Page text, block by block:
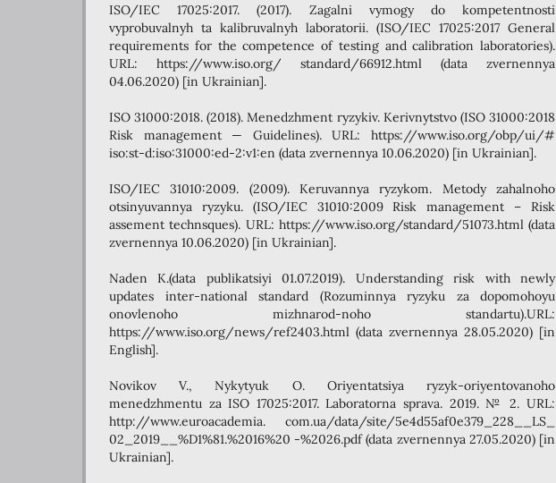
ISO/IEC 17025:2017. (2017). Zagalni vymogy do kompetentnosti
vyprobuvalnyh ta kalibruvalnyh laboratorii. (ISO/IEC 17025:2017 General
requirements for the competence of testing and calibration laboratories).
URL: https://www.iso.org/ standard/66912.html (data zvernennya
04.06.2020) [in Ukrainian].
ISO 31000:2018. (2018). Menedzhment ryzykiv. Kerivnytstvo (ISO 31000:2018
Risk management — Guidelines). URL: https://www.iso.org/obp/ui/#
iso:st-d:iso:31000:ed-2:v1:en (data zvernennya 10.06.2020) [in Ukrainian].
ISO/IEC 31010:2009. (2009). Keruvannya ryzykom. Metody zahalnoho
otsinyuvannya ryzyku. (ISO/IEC 31010:2009 Risk management – Risk
assement technsques). URL: https://www.iso.org/standard/51073.html (data
zvernennya 10.06.2020) [in Ukrainian].
Naden K.(data publikatsiyi 01.07.2019). Understanding risk with newly
updates inter-national standard (Rozuminnya ryzyku za dopomohoyu
onovlenoho mizhnarod-noho standartu).URL:
https://www.iso.org/news/ref2403.html (data zvernennya 28.05.2020) [in
English].
Novikov V., Nykytyuk O. Oriyentatsiya ryzyk-oriyentovanoho
menedzhmentu za ISO 17025:2017. Laboratorna sprava. 2019. № 2. URL:
http://www.euroacademia. com.ua/data/site/5e4d55af0e379_228__LS_
02_2019__%D1%81.%2016%20 -%2026.pdf (data zvernennya 27.05.2020) [in
Ukrainian].